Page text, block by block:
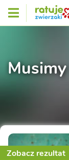
Zobacz rezultat